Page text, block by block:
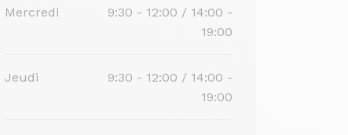
Mercredi
9:30 - 12:00 / 14:00 -
19:00
Jeudi
9:30 - 12:00 / 14:00 -
19:00